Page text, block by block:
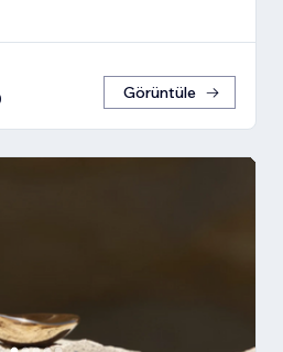
Görüntüle